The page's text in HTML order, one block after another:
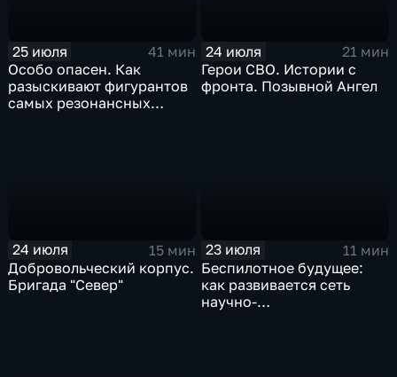
25 июля
41 мин
Особо опасен. Как
разыскивают фигурантов
самых резонансных
24 июля
21 мин
Герои СВО. Истории с
фронта. Позывной Ангел
24 июля
15 мин
Добровольческий корпус.
Бригада "Север"
23 июля
11 мин
Беспилотное будущее:
как развивается сеть
научно-